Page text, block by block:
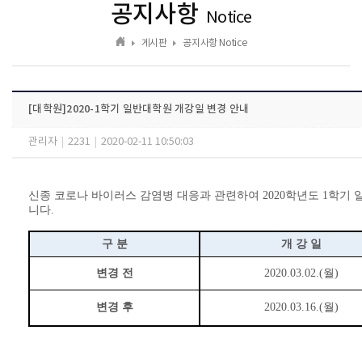
공지사항 Notice
게시판 공지사항 Notice
[대학원]2020-1학기 일반대학원 개강일 변경 안내
관리자 2231 2020-02-11 10:50:03
신종 코로나 바이러스 감염병 대응과 관련하여 2020학년도 1학기
니다.
구 분 개 강 일
변경 전 2020.03.02.(월)
변경 후 2020.03.16.(월)